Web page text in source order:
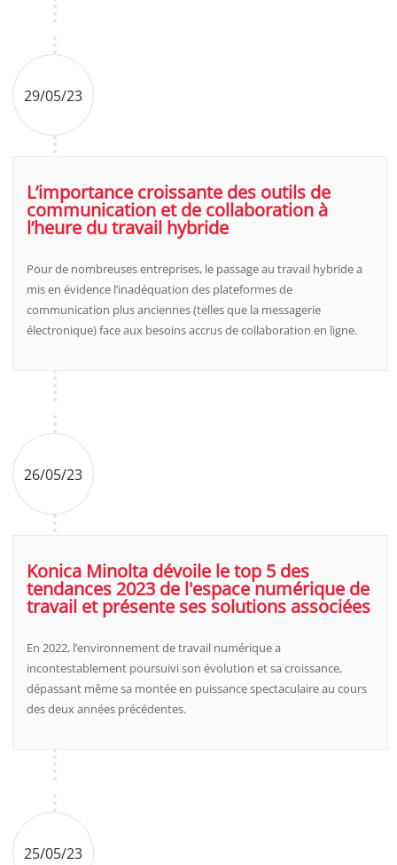
29/05/23
L’importance croissante des outils de
communication et de collaboration à
l’heure du travail hybride
Pour de nombreuses entreprises, le passage au travail hybride a
mis en évidence l’inadéquation des plateformes de
communication plus anciennes (telles que la messagerie
électronique) face aux besoins accrus de collaboration en ligne.
26/05/23
Konica Minolta dévoile le top 5 des
tendances 2023 de l'espace numérique de
travail et présente ses solutions associées
En 2022, l’environnement de travail numérique a
incontestablement poursuivi son évolution et sa croissance,
dépassant même sa montée en puissance spectaculaire au cours
des deux années précédentes.
25/05/23